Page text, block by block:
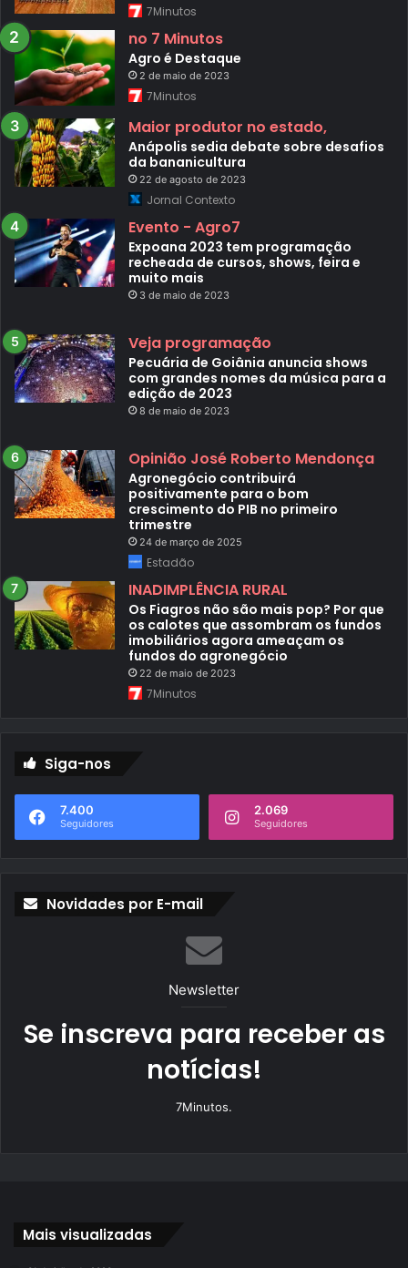
7Minutos
no 7 Minutos
Agro é Destaque
2 de maio de 2023
7Minutos
Maior produtor no estado,
Anápolis sedia debate sobre desafios
da bananicultura
22 de agosto de 2023
Jornal Contexto
Evento - Agro7
Expoana 2023 tem programação
recheada de cursos, shows, feira e
muito mais
3 de maio de 2023
Veja programação
Pecuária de Goiânia anuncia shows
com grandes nomes da música para a
edição de 2023
8 de maio de 2023
Opinião José Roberto Mendonça
Agronegócio contribuirá
positivamente para o bom
crescimento do PIB no primeiro
trimestre
24 de março de 2025
Estadão
INADIMPLÊNCIA RURAL
Os Fiagros não são mais pop? Por que
os calotes que assombram os fundos
imobiliários agora ameaçam os
fundos do agronegócio
22 de maio de 2023
7Minutos
Siga-nos
7.400
Seguidores
2.069
Seguidores
Novidades por E-mail
Newsletter
Se inscreva para receber as
notícias!
7Minutos.
Mais visualizadas